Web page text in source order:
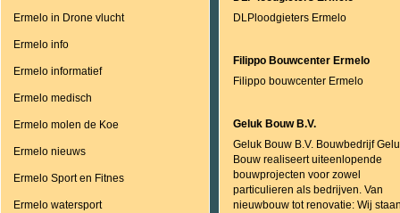
Ermelo in Drone vlucht
Ermelo info
Ermelo informatief
Ermelo medisch
Ermelo molen de Koe
Ermelo nieuws
Ermelo Sport en Fitnes
Ermelo watersport
DLPloodgieters Ermelo
Filippo Bouwcenter Ermelo
Filippo bouwcenter Ermelo
Geluk Bouw B.V.
Geluk Bouw B.V. Bouwbedrijf
Bouw realiseert uiteenlopende
bouwprojecten voor zowel
particulieren als bedrijven. Van
nieuwbouw tot renovatie: Wij